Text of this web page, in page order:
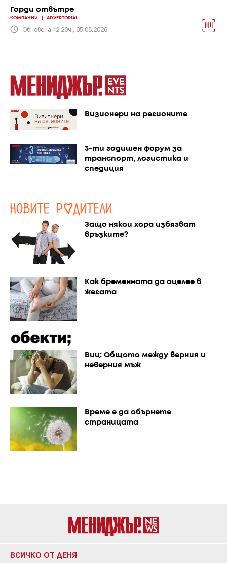
Горди отвътре
КОМПАНИИ ADVERTORIAL
Обновена 12:20ч., 05.08.2026
Визионери на регионите
3-ти годишен форум за
транспорт, логистика и
спедиция
Защо някои хора избягват
връзките?
Как бременната да оцелее в
жегата
Виц: Общото между верния и
неверния мъж
Време е да обърнете
страницата
ВСИЧКО ОТ ДЕНЯ